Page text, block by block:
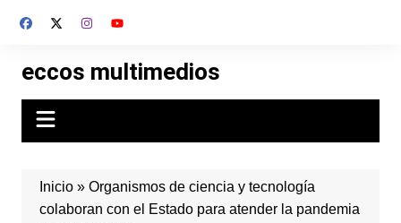
eccos multimedios
Inicio» Organismos de ciencia y tecnología
colaboran con el Estado para atender la pandemia